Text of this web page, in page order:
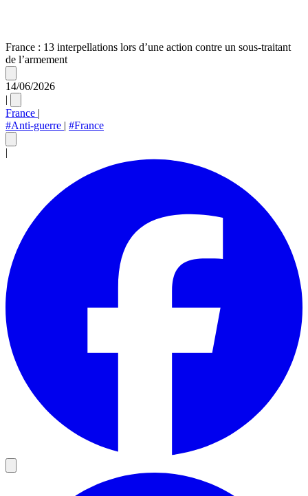
France : 13 interpellations lors d’une action contre un sous-traitant
de l’armement
14/06/2026
|
France |
#Anti-guerre | #France
|